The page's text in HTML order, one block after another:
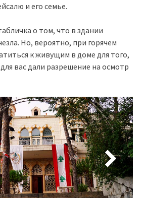
и его семье.
о том, что в здании
Но, вероятно, при горячем
к живущим в доме для того,
вас дали разрешение на осмотр